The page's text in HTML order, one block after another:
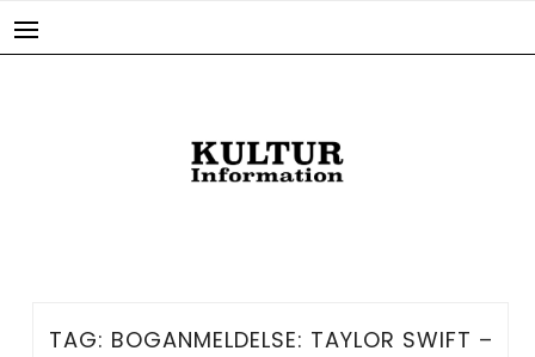
TAG: BOGANMELDELSE: TAYLOR SWIFT –